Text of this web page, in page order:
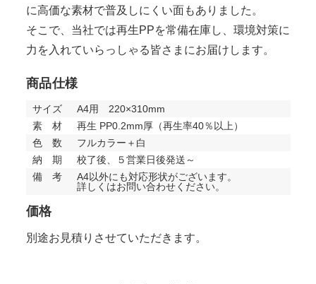
に高価な素材で普及しにくい面もありました。
そこで、当社では再生PPを常備在庫し、環境対策に
力を入れていらっしゃる皆さまにお届けします。
商品仕様
サイズ
A4用 220×310mm
素 材
再生 PP0.2mm厚（再生率40％以上）
色 数
フルカラー＋白
納 期
校了後、５営業日後発送～
備 考
A4以外にも対応形状がございます。
詳しくはお問い合わせください。
価格
別途お見積りさせていただきます。